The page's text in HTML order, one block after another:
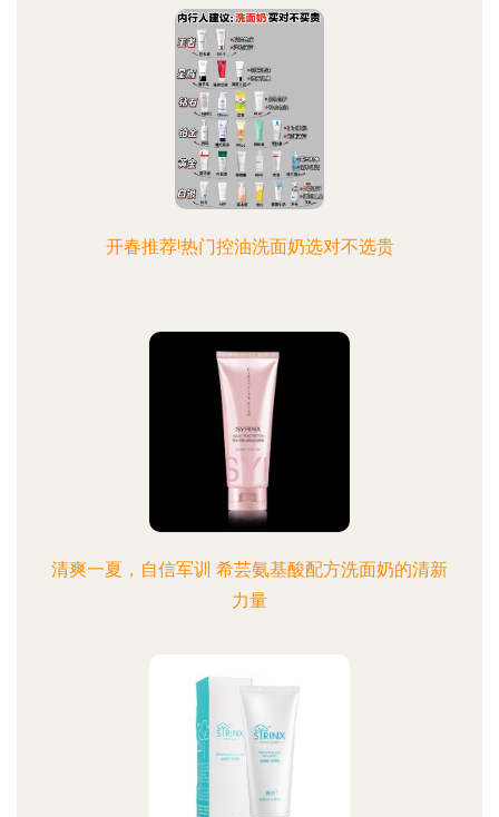
开春推荐!热门控油洗面奶选对不选贵
清爽一夏，自信军训 希芸氨基酸配方洗面奶的清新
力量